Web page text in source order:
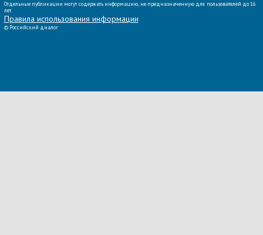
Отдельные публикации могут содержать информацию, не предназначенную для пользователей до 16
лет.
Правила использования информации
© Российский диалог